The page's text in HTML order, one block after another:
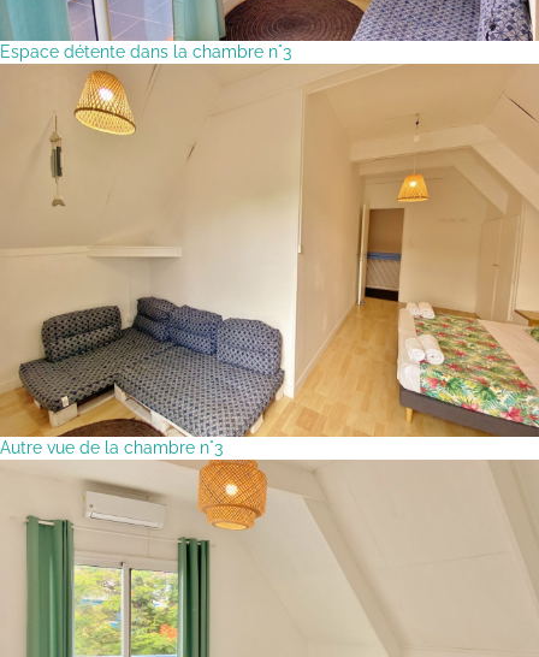
Espace détente dans la chambre n°3
Autre vue de la chambre n°3